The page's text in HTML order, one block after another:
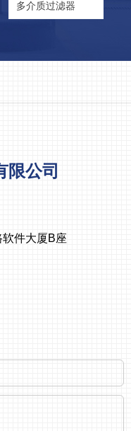
多介质过滤器
限公司
件大厦B座